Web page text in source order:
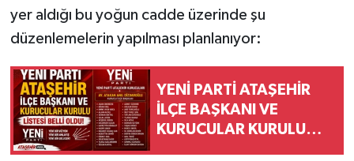
yer aldığı bu yoğun cadde üzerinde şu
düzenlemelerin yapılması planlanıyor:
YENİ PARTİ ATAŞEHİR
İLÇE BAŞKANI VE
KURUCULAR KURULU